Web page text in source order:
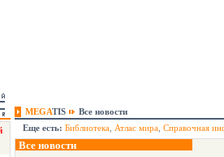
MEGATIS
Все новости
Еще есть: Библиотека Атлас мира Справочная
Все новости